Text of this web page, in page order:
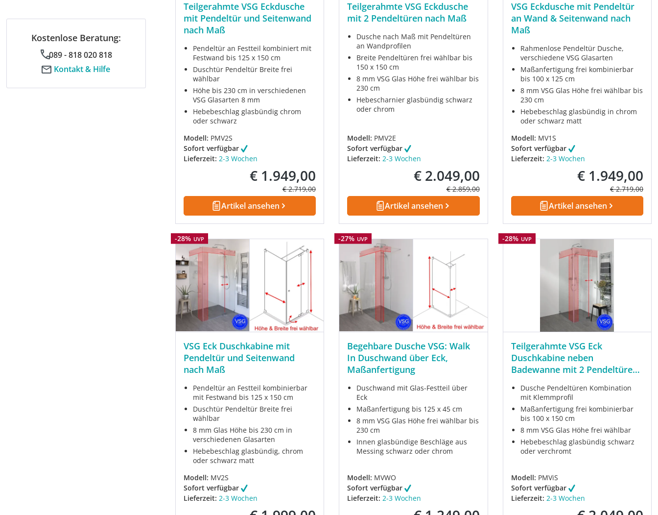
Kostenlose Beratung:
089 - 818 020 818
Kontakt & Hilfe
Teilgerahmte VSG Eckdusche
mit Pendeltür und Seitenwand
nach Maß
Pendeltür an Festteil kombiniert mit
Festwand bis 125 x 150 cm
Duschtür Pendeltür Breite frei
wählbar
Höhe bis 230 cm in verschiedenen
VSG Glasarten 8 mm
Hebebeschlag glasbündig chrom
oder schwarz
Modell: PMV2S
Sofort verfügbar
Lieferzeit: 2-3 Wochen
Verkaufspreis:
€ 1.949,00
Regulärer Preis:
€ 2.719,00
Artikel ansehen
Teilgerahmte VSG Eckdusche
mit 2 Pendeltüren nach Maß
Dusche nach Maß mit Pendeltüren
an Wandprofilen
Breite Pendeltüren frei wählbar bis
150 x 150 cm
8 mm VSG Glas Höhe frei wählbar bis
230 cm
Hebescharnier glasbündig schwarz
oder chrom
Modell: PMV2E
Sofort verfügbar
Lieferzeit: 2-3 Wochen
Verkaufspreis:
€ 2.049,00
Regulärer Preis:
€ 2.859,00
Artikel ansehen
VSG Eckdusche mit Pendeltür
an Wand & Seitenwand nach
Maß
Rahmenlose Pendeltür Dusche,
verschiedene VSG Glasarten
Maßanfertigung frei kombinierbar
bis 100 x 125 cm
8 mm VSG Glas Höhe frei wählbar bis
230 cm
Hebebeschlag glasbündig in chrom
oder schwarz matt
Modell: MV1S
Sofort verfügbar
Lieferzeit: 2-3 Wochen
Verkaufspreis:
€ 1.949,00
Regulärer
€ 2.719,00
Artikel ansehen
Rabatt
-28% UVP
VSG Eck Duschkabine mit
Pendeltür und Seitenwand
nach Maß
Pendeltür an Festteil kombinierbar
mit Festwand bis 125 x 150 cm
Duschtür Pendeltür Breite frei
wählbar
8 mm Glas Höhe bis 230 cm in
verschiedenen Glasarten
Hebebeschlag glasbündig, chrom
oder schwarz matt
Modell: MV2S
Sofort verfügbar
Lieferzeit: 2-3 Wochen
Rabatt
-27% UVP
Begehbare Dusche VSG: Walk
In Duschwand über Eck,
Maßanfertigung
Duschwand mit Glas-Festteil über
Eck
Maßanfertigung bis 125 x 45 cm
8 mm VSG Glas Höhe frei wählbar bis
230 cm
Innen glasbündige Beschläge aus
Messing schwarz oder chrom
Modell: MVWO
Sofort verfügbar
Lieferzeit: 2-3 Wochen
Rabatt
-28% UVP
Teilgerahmte VSG Eck
Duschkabine neben
Badewanne mit 2 Pendeltüren
Dusche Pendeltüren Kombination
mit Klemmprofil
Maßanfertigung frei kombinierbar
bis 100 x 150 cm
8 mm VSG Glas Höhe frei wählbar
Hebebeschlag glasbündig schwarz
oder verchromt
Modell: PMViS
Sofort verfügbar
Lieferzeit: 2-3 Wochen